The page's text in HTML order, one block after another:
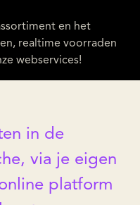
en het
realtime voorraden
webservices!
in de
via je eigen
platform